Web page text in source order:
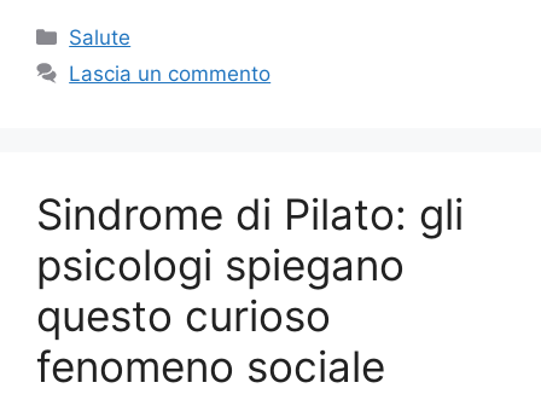
Categorie
Salute
Lascia un commento
Sindrome di Pilato: gli
psicologi spiegano
questo curioso
fenomeno sociale